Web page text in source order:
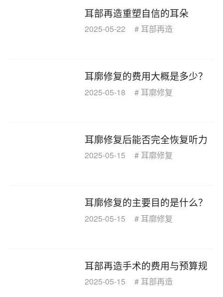
耳部再造重塑自信的耳朵
2025-05-22 # 耳部再造
耳廓修复的费用大概是多少？
2025-05-18 # 耳廓修复
耳廓修复后能否完全恢复听力
2025-05-15 # 耳廓修复
耳廓修复的主要目的是什么？
2025-05-15 # 耳廓修复
耳部再造手术的费用与预算规
2025-05-15 # 耳部再造